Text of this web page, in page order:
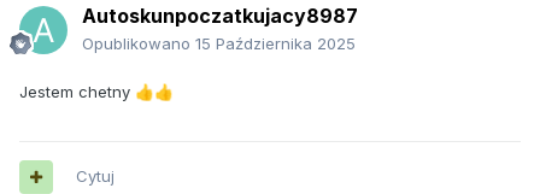
Autoskunpoczatkujacy8987
Opublikowano 15 Października 2025
Jestem chetny 👍👍
Cytuj